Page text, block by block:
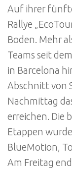
Auf ihrer
Rallye
Boden. Mehr
Teams seit
in Barcelona
Abschnitt von
Nachmittag
erreichen. Die
Etappen
BlueMotion,
Am Freitag